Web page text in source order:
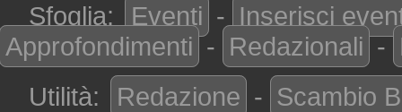
Sfoglia: Eventi - Inserisci
Approfondimenti - Redazionali -
Utilità:
Redazione - Scambio